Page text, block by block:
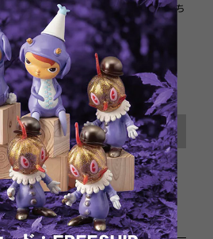
見映えを楽しむことができます。もち
て塗装仕上げするなど、工作を楽し
パッケージがないバルク品となりま
shipping available
Sold out
にお住まいの方向け
とさせていただきます。